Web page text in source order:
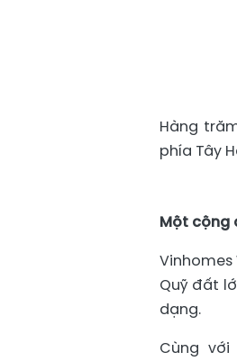
Hàng
phía Tây
Một cộng
Quỹ đất
dạng.
Cùng